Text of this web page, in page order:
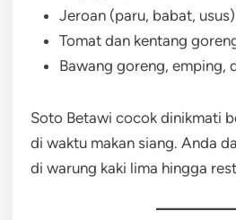
Jeroan (paru, babat, usus)
Tomat dan kentang
Bawang goreng, emping,
Soto Betawi cocok dinikmati
di waktu makan siang. Anda
di warung kaki lima hingga